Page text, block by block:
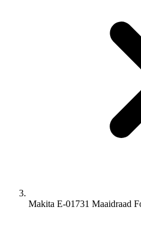
Makita E-01731 Maaidraad